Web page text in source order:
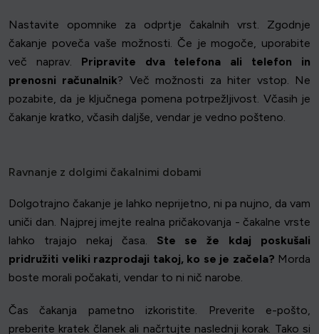
Nastavite opomnike za odprtje čakalnih vrst. Zgodnje
čakanje poveča vaše možnosti. Če je mogoče, uporabite
več naprav. Pripravite dva telefona ali telefon in
prenosni računalnik? Več možnosti za hiter vstop. Ne
pozabite, da je ključnega pomena potrpežljivost. Včasih je
čakanje kratko, včasih daljše, vendar je vedno pošteno.
Ravnanje z dolgimi čakalnimi dobami
Dolgotrajno čakanje je lahko neprijetno, ni pa nujno, da vam
uniči dan. Najprej imejte realna pričakovanja - čakalne vrste
lahko trajajo nekaj časa. Ste se že kdaj poskušali
pridružiti veliki razprodaji takoj, ko se je začela? Morda
boste morali počakati, vendar to ni nič narobe.
Čas čakanja pametno izkoristite. Preverite e-pošto,
preberite kratek članek ali načrtujte naslednji korak. Tako si